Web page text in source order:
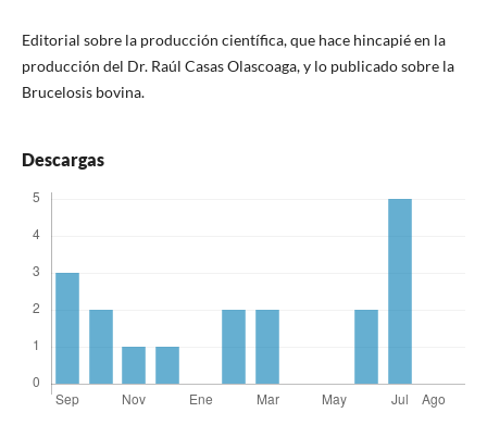
Editorial sobre la producción científica, que hace hincapié en la
producción del Dr. Raúl Casas Olascoaga, y lo publicado sobre la
Brucelosis bovina.
Descargas